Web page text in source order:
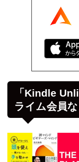
「Kindle
ライム会員